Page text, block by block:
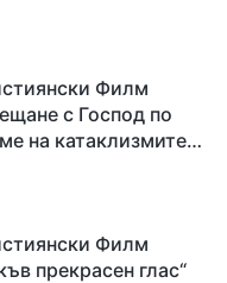
Филм
с Господ по
на катаклизмите“
Филм
прекрасен глас“